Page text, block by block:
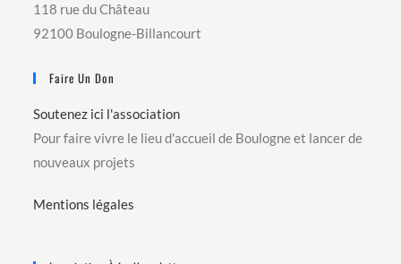
118 rue du Château
92100 Boulogne-Billancourt
Faire Un Don
Soutenez ici l'association
Pour faire vivre le lieu d'accueil de Boulogne et lancer de
nouveaux projets
Mentions légales